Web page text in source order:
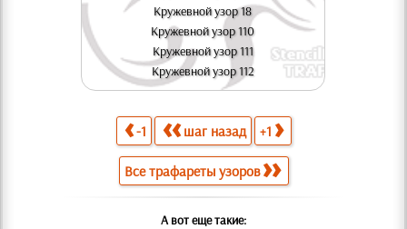
Кружевной узор 18
Кружевной узор 110
Кружевной узор 111
Кружевной узор 112
-1 шаг назад +1
Все трафареты узоров
А вот еще такие: